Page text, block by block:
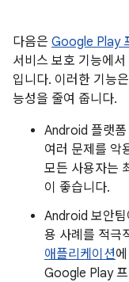
다음은 Google Play
서비스 보호 기능에
입니다. 이러한 기능
능성을 줄여 줍니다.
Android 플랫폼
여러 문제를 악
모든 사용자는
이 좋습니다.
Android 보안팀
용 사례를 적극
애플리케이션
Google Play